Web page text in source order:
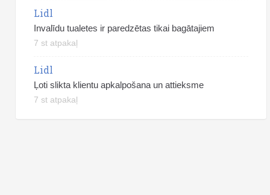
Lidl
Invalīdu tualetes ir paredzētas tikai bagātajiem
7 st atpakaļ
Lidl
Ļoti slikta klientu apkalpošana un attieksme
7 st atpakaļ